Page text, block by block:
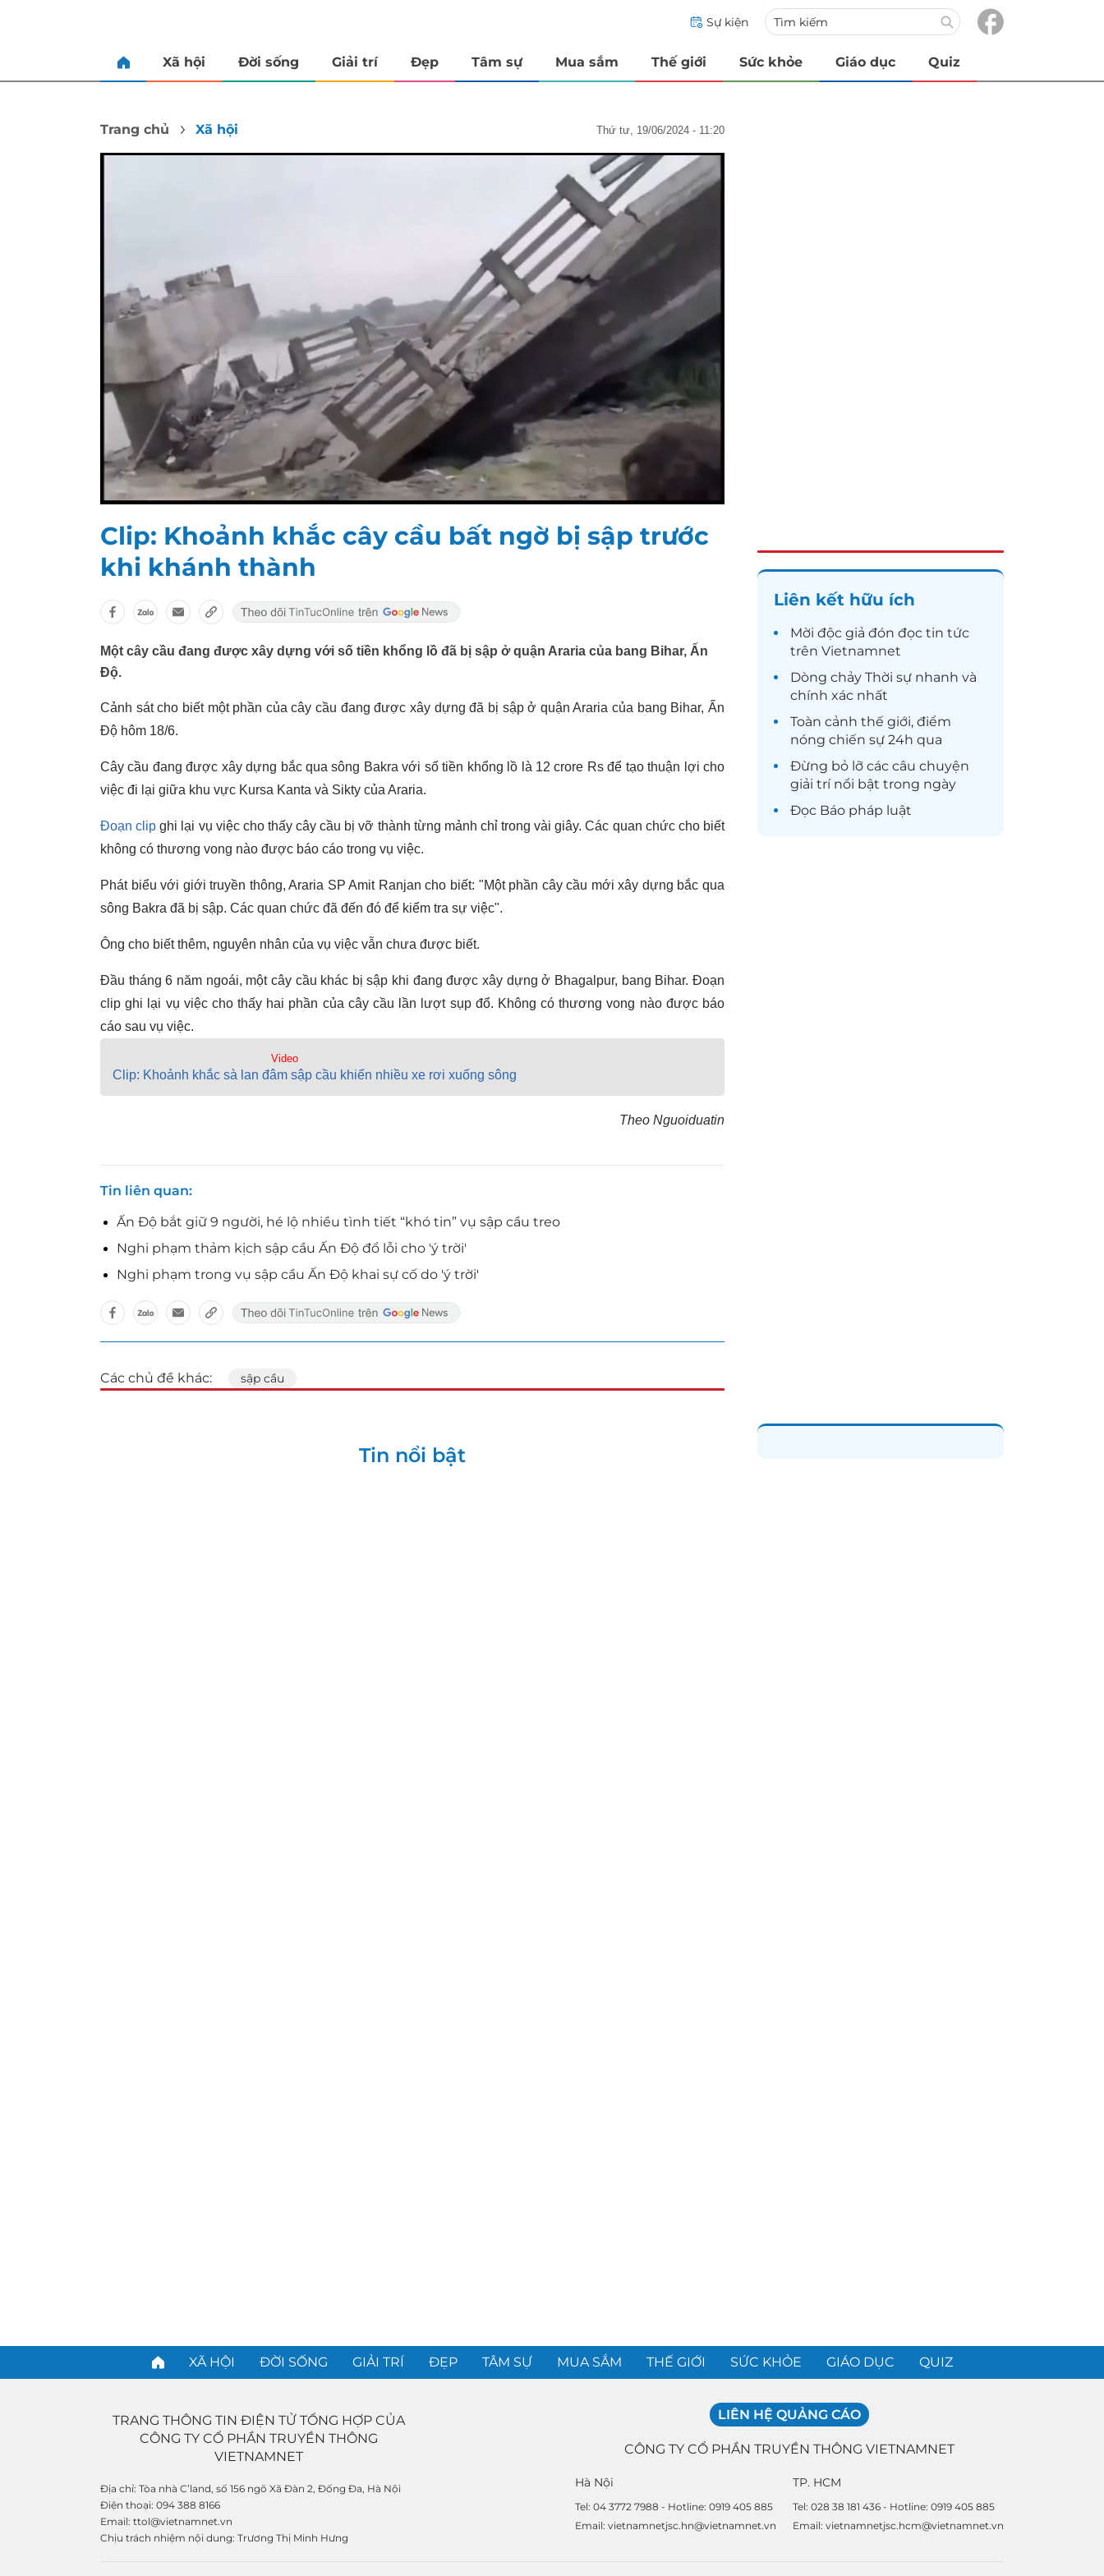
Sự kiện
Xã hội Đời sống Giải trí Đẹp Tâm sự Mua sắm Thế giới Sức khỏe Giáo dục Quiz
Trang chủ Xã hội thứ tư, 19/06/2024 - 11:20
Clip: Khoảnh khắc cây cầu bất ngờ bị sập trước
khi khánh thành
Một cây cầu đang được xây dựng với số tiền khổng lồ đã bị sập ở quận Araria của bang Bihar, Ấn
Độ.
Cảnh sát cho biết một phần của cây cầu đang được xây dựng đã bị sập ở quận Araria của bang Bihar, Ấn
Độ hôm 18/6.
Cây cầu đang được xây dựng bắc qua sông Bakra với số tiền khổng lồ là 12 crore Rs để tạo thuận lợi cho
việc đi lại giữa khu vực Kursa Kanta và Sikty của Araria.
Đoạn clip ghi lại vụ việc cho thấy cây cầu bị vỡ thành từng mảnh chỉ trong vài giây. Các quan chức cho biết
không có thương vong nào được báo cáo trong vụ việc.
Phát biểu với giới truyền thông, Araria SP Amit Ranjan cho biết: "Một phần cây cầu mới xây dựng bắc qua
sông Bakra đã bị sập. Các quan chức đã đến đó để kiểm tra sự việc".
Ông cho biết thêm, nguyên nhân của vụ việc vẫn chưa được biết.
Đầu tháng 6 năm ngoái, một cây cầu khác bị sập khi đang được xây dựng ở Bhagalpur, bang Bihar. Đoạn
clip ghi lại vụ việc cho thấy hai phần của cây cầu lần lượt sụp đổ. Không có thương vong nào được báo
cáo sau vụ việc.
Video
Clip: Khoảnh khắc sà lan đâm sập cầu khiến nhiều xe rơi xuống sông
Theo Nguoiduatin
Tin liên quan
Ấn Độ bắt giữ 9 người, hé lộ nhiều tình tiết “khó tin” vụ sập cầu treo
Nghi phạm thảm kịch sập cầu Ấn Độ đổ lỗi cho 'ý trời'
Nghi phạm trong vụ sập cầu Ấn Độ khai sự cố do 'ý trời'
Các chủ đề khác: sập cầu
Liên kết hữu ích
Mời độc giả đón đọc tin tức
trên Vietnamnet
Dòng chảy Thời sự nhanh và
chính xác nhất
Toàn cảnh thế giới, điểm
nóng chiến sự 24h qua
Đừng bỏ lỡ các câu chuyện
giải trínổi bật trong ngày
Đọc Báo pháp luật
Tin nổi bật
XÃ HỘI ĐỜI SỐNG GIẢI TRÍ ĐẸP TÂM SỰ MUA SẮM THẾ GIỚI SỨC KHỎE GIÁO DỤC QUIZ
TRANG THÔNG TIN ĐIỆN TỬ TỔNG HỢP CỦA
CÔNG TY CỔ PHẦN TRUYỀN THÔNG
VIETNAMNET
Địa chỉ: Tòa nhà C’land, số 156 ngõ Xã Đàn 2, Đống Đa, Hà Nội
Điện thoại: 094 388 8166
Email: ttol@vietnamnet.vn
Chịu trách nhiệm nội dung: Trương Thị Minh Hưng
LIÊN HỆ QUẢNG CÁO
CÔNG TY CỔ PHẦN TRUYỀN THÔNG VIETNAMNET
Hà Nội
Tel: 04 3772 7988 - Hotline: 0919 405 885
Email: vietnamnetjsc.hn@vietnamnet.vn
TP. HCM
Tel: 028 38 181 436 - Hotline: 0919 405 885
Email: vietnamnetjsc.hcm@vietnamnet.vn